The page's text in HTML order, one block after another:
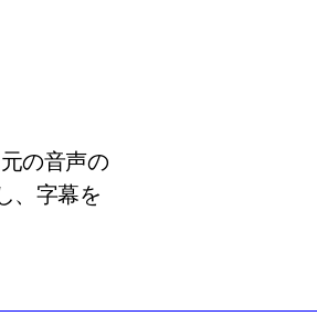
の音声の
、字幕を